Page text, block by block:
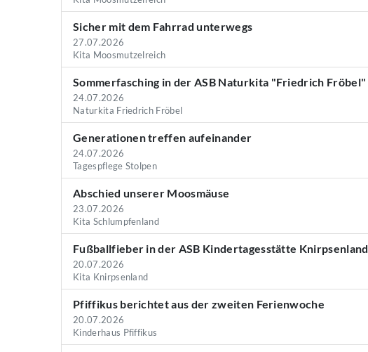
Sicher mit dem Fahrrad unterwegs
27.07.2026
Kita Moosmutzelreich
Sommerfasching in der ASB Naturkita "Friedrich Fröbel"
24.07.2026
Naturkita Friedrich Fröbel
Generationen treffen aufeinander
24.07.2026
Tagespflege Stolpen
Abschied unserer Moosmäuse
23.07.2026
Kita Schlumpfenland
Fußballfieber in der ASB Kindertagesstätte Knirpsenland
20.07.2026
Kita Knirpsenland
Pfiffikus berichtet aus der zweiten Ferienwoche
20.07.2026
Kinderhaus Pfiffikus